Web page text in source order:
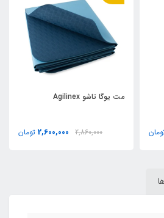
مت یوگا تاشو Agilinex
2,860,000
2,600,000 تومان